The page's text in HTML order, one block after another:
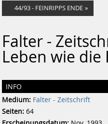
44/93 - FEINRIPPS ENDE »
Falter -
Leben wie die
INFO
Medium: Falter - Zeitschrift
Seiten: 64